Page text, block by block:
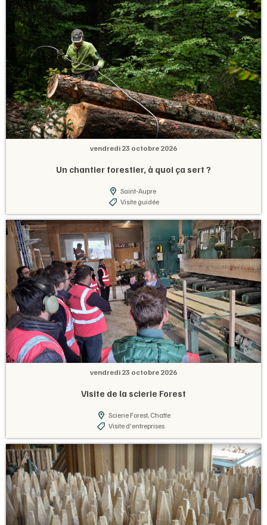
vendredi 23 octobre 2026
Un chantier forestier, à quoi ça sert ?
Saint-Aupre
Visite guidée
vendredi 23 octobre 2026
Visite de la scierie Forest
Scierie Forest, Chatte
Visite d'entreprises